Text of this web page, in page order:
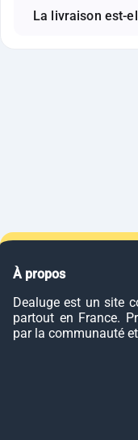
La livraison est-
À propos
Dealuge est un site
partout en France.
par la communauté